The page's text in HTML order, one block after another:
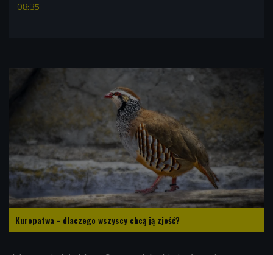
08:35
Kuropatwa - dlaczego wszyscy chcą ją zjeść?